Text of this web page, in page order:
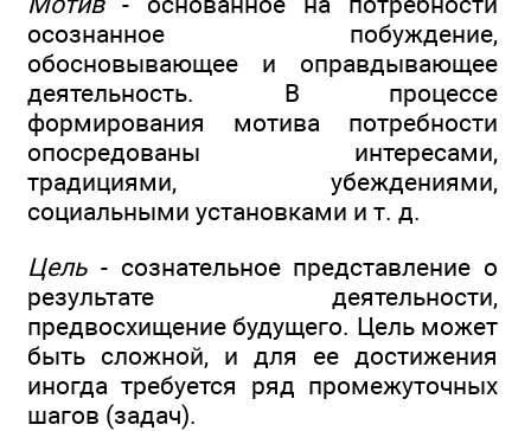
осознанное побуждение,
обосновывающее и оправдывающее
деятельность. В процессе
формирования мотива потребности
опосредованы интересами,
традициями, убеждениями,
социальными установками и т. д.
Цель - сознательное представление о
результате деятельности,
предвосхищение будущего. Цель может
быть сложной, и для ее достижения
иногда требуется ряд промежуточных
шагов (задач).